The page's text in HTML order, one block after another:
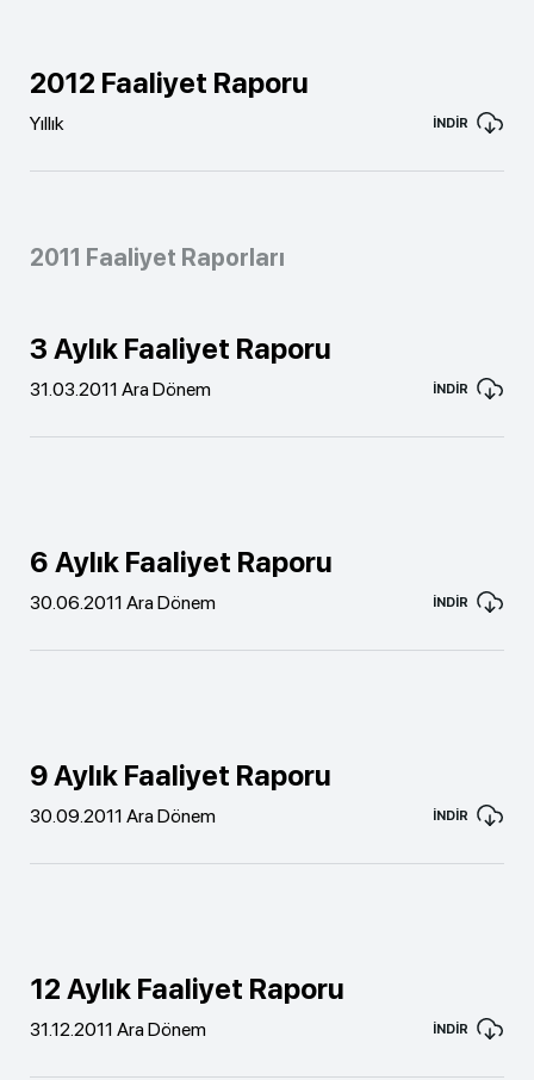
2012 Faaliyet Raporu
Yıllık İNDİR
2011 Faaliyet Raporları
3 Aylık Faaliyet Raporu
31.03.2011 Ara Dönem İNDİR
6 Aylık Faaliyet Raporu
30.06.2011 Ara Dönem İNDİR
9 Aylık Faaliyet Raporu
30.09.2011 Ara Dönem İNDİR
12 Aylık Faaliyet Raporu
31.12.2011 Ara Dönem İNDİR